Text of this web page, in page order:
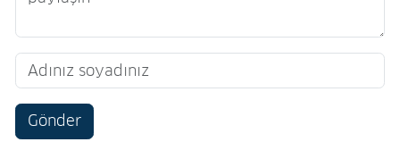
Gönder